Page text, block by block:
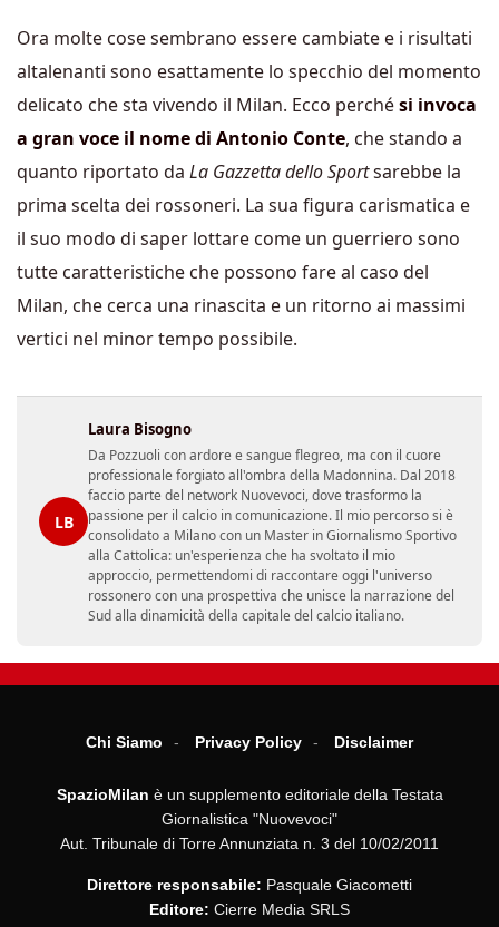
Ora molte cose sembrano essere cambiate e i risultati
altalenanti sono esattamente lo specchio del momento
delicato che sta vivendo il Milan. Ecco perchési invoca
a gran voce il nome di Antonio Conte, che stando a
quanto riportato da La Gazzetta dello Sportsarebbe la
prima scelta dei rossoneri. La sua figura carismatica e
il suo modo di saper lottare come un guerriero sono
tutte caratteristiche che possono fare al caso del
Milan, che cerca una rinascita e un ritorno ai massimi
vertici nel minor tempo possibile.
LB
Laura Bisogno
Da Pozzuoli con ardore e sangue flegreo, ma con il cuore
professionale forgiato all'ombra della Madonnina. Dal 2018
faccio parte del network Nuovevoci, dove trasformo la
passione per il calcio in comunicazione. Il mio percorso si è
consolidato a Milano con un Master in Giornalismo Sportivo
alla Cattolica: un'esperienza che ha svoltato il mio
approccio, permettendomi di raccontare oggi l'universo
rossonero con una prospettiva che unisce la narrazione del
Sud alla dinamicità della capitale del calcio italiano.
Chi Siamo Privacy Policy Disclaimer
SpazioMilan è un supplemento editoriale della Testata
Giornalistica "Nuovevoci"
Aut. Tribunale di Torre Annunziata n. 3 del 10/02/2011
Direttore responsabile: Pasquale Giacometti
Editore: Cierre Media SRLS